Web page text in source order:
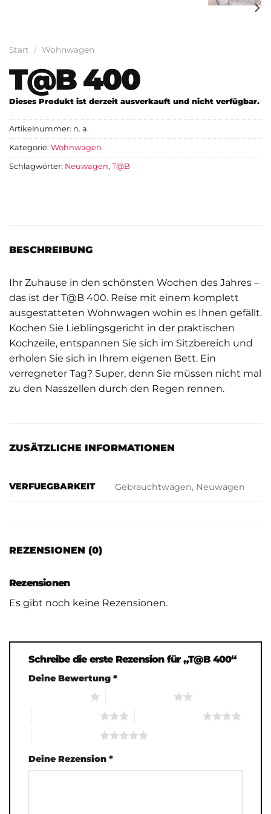
Start / Wohnwagen
T@B 400
Dieses Produkt ist derzeit ausverkauft und nicht verfügbar.
Artikelnummer: n. a.
Kategorie: Wohnwagen
Schlagwörter: Neuwagen, T@B
BESCHREIBUNG
Ihr Zuhause in den schönsten Wochen des Jahres –
das ist der T@B 400. Reise mit einem komplett
ausgestatteten Wohnwagen wohin es Ihnen gefällt.
Kochen Sie Lieblingsgericht in der praktischen
Kochzeile, entspannen Sie sich im Sitzbereich und
erholen Sie sich in Ihrem eigenen Bett. Ein
verregneter Tag? Super, denn Sie müssen nicht mal
zu den Nasszellen durch den Regen rennen.
ZUSÄTZLICHE INFORMATIONEN
VERFUEGBARKEIT Gebrauchtwagen, Neuwagen
REZENSIONEN (0)
Rezensionen
Es gibt noch keine Rezensionen.
Schreibe die erste Rezension für „T@B 400“
Deine Bewertung *
Deine Rezension *